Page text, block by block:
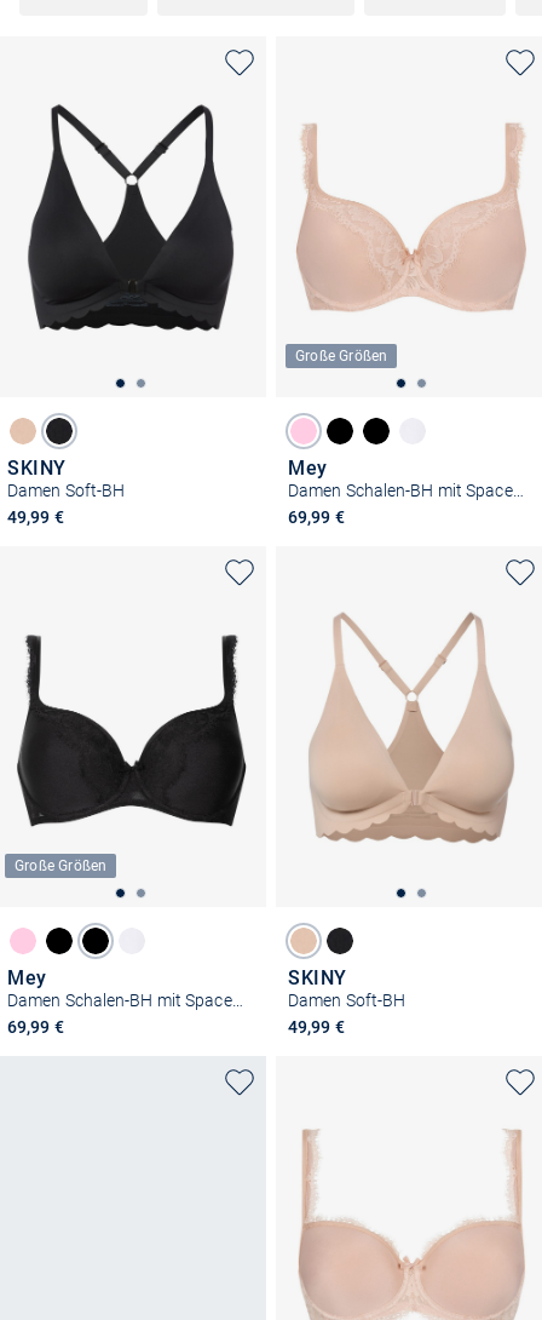
SKINY
Damen Soft-BH
49,99 €
Große Größen
Mey
Damen Schalen-BH mit Spacer Cup - Amazing
69,99 €
Große Größen
Mey
Damen Schalen-BH mit Spacer Cup - Amazing
69,99 €
SKINY
Damen Soft-BH
49,99 €